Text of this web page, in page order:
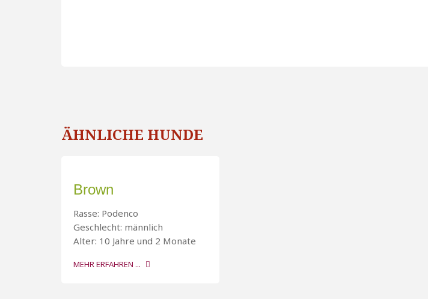
ÄHNLICHE HUNDE
Brown
Rasse: Podenco
Geschlecht: männlich
Alter: 10 Jahre und 2 Monate
MEHR ERFAHREN ...